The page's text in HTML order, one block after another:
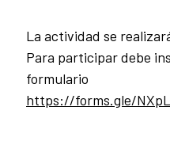
La actividad se
Para participar debe
formulario
https://forms.gle/